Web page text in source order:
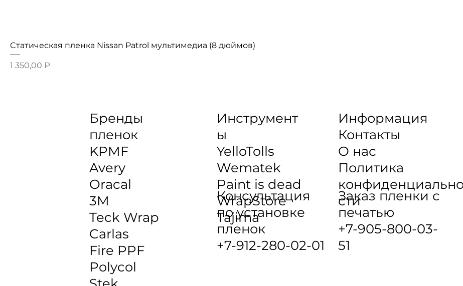
Cтатическая пленка Nissan Patrol мультимедиа (8 дюймов)
Цена
1 350,00 ₽
Бренды
пленок
KPMF
Avery
Oracal
3M
Teck Wrap
Carlas
Fire PPF
Polycol
Инструмент
ы
YelloTolls
Wematek
Paint is dead
WrapStore
Tajima
Консультация
по установке
пленок
+7-912-280-02-01
Информация
Контакты
О нас
Политика
конфиденциально
сти
Заказ пленки с
печатью
+7-905-800-03-
51